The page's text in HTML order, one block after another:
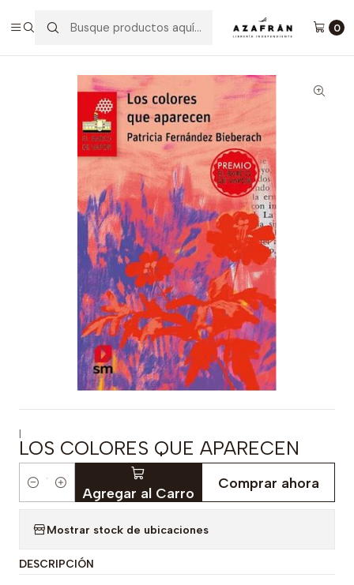
0
Los Colores Que Aparecen
|
LOS COLORES QUE APARECEN
Cantidad Agregar al Carro
Comprar ahora
Mostrar stock de ubicaciones
DESCRIPCIÓN